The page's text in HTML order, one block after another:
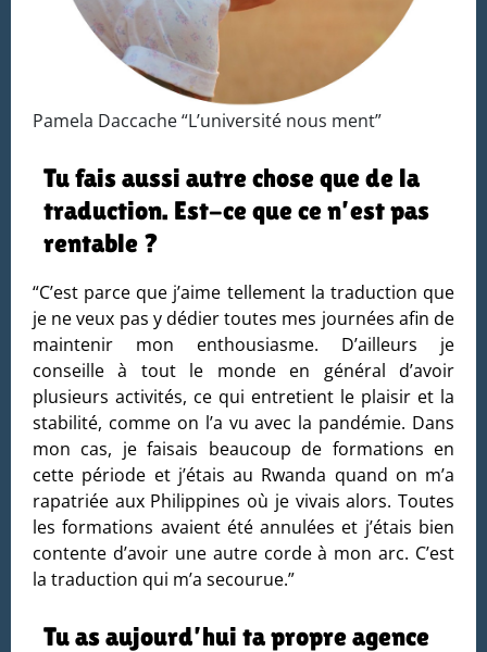
Pamela Daccache “L’université nous ment”
Tu fais aussi autre chose que de la
traduction. Est-ce que ce n’est pas
rentable ?
“C’est parce que j’aime tellement la traduction que
je ne veux pas y dédier toutes mes journées afin de
maintenir mon enthousiasme. D’ailleurs je
conseille à tout le monde en général d’avoir
plusieurs activités, ce qui entretient le plaisir et la
stabilité, comme on l’a vu avec la pandémie. Dans
mon cas, je faisais beaucoup de formations en
cette période et j’étais au Rwanda quand on m’a
rapatriée aux Philippines où je vivais alors. Toutes
les formations avaient été annulées et j’étais bien
contente d’avoir une autre corde à mon arc. C’est
la traduction qui m’a secourue.”
Tu as aujourd’hui ta propre agence